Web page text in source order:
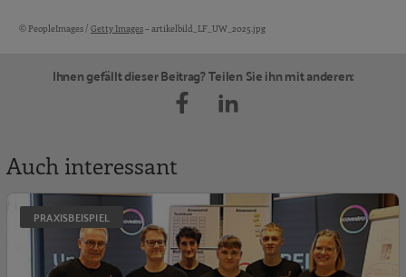
Bildquellen und Copyright-Hinweise
© PeopleImages / Getty Images– artikelbild_LF_UW_2025.jpg
Ihnen gefällt dieser Beitrag? Teilen Sie ihn mit anderen:
Auch interessant
PRAXISBEISPIEL